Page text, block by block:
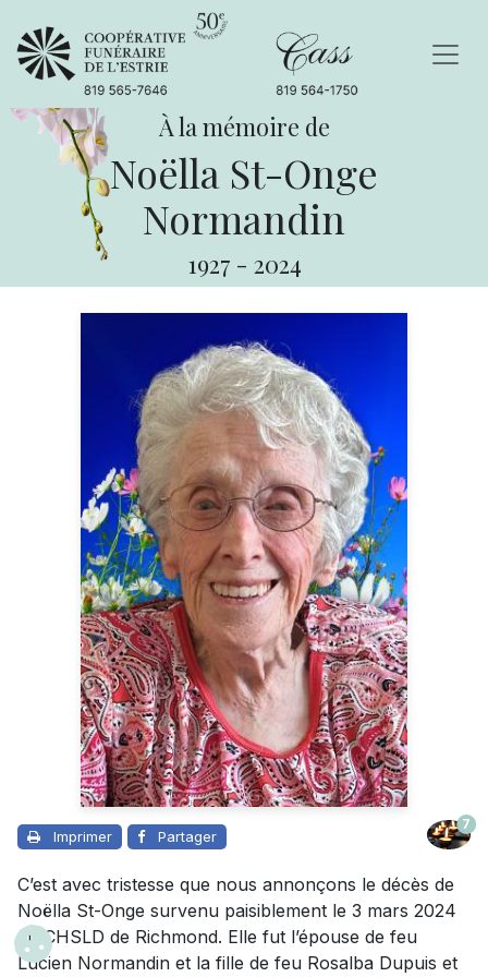
À la mémoire de
Noëlla St-Onge
Normandin
1927 - 2024
Imprimer Partager
7
C’est avec tristesse que nous annonçons le décès de
Noëlla St-Onge survenu paisiblement le 3 mars 2024
au CHSLD de Richmond. Elle fut l’épouse de feu
Lucien Normandin et la fille de feu Rosalba Dupuis et